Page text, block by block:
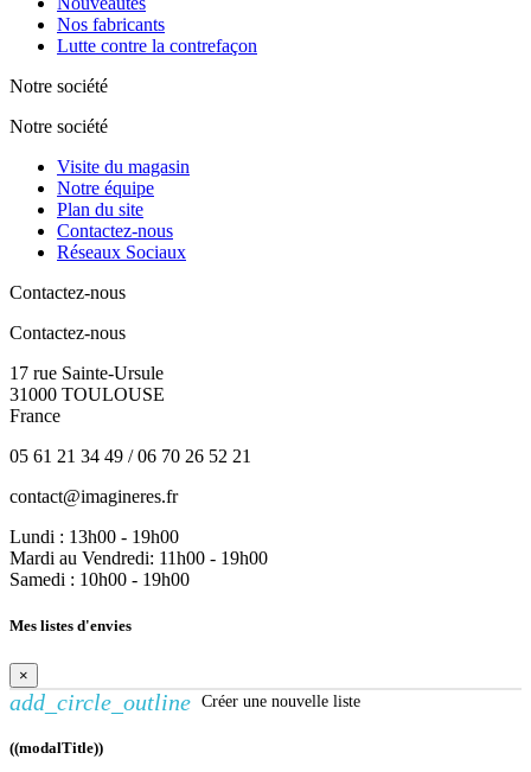
Nos fabricants
Lutte contre la contrefaçon
Notre société
Notre société
Visite du magasin
Notre équipe
Plan du site
Contactez-nous
Réseaux Sociaux
Contactez-nous
Contactez-nous
17 rue Sainte-Ursule
31000 TOULOUSE
France
05 61 21 34 49 / 06 70 26 52 21
contact@imagineres.fr
Lundi : 13h00 - 19h00
Mardi au Vendredi: 11h00 - 19h00
Samedi : 10h00 - 19h00
Mes listes d'envies
×
add_circle_outline Créer une nouvelle liste
((modalTitle))